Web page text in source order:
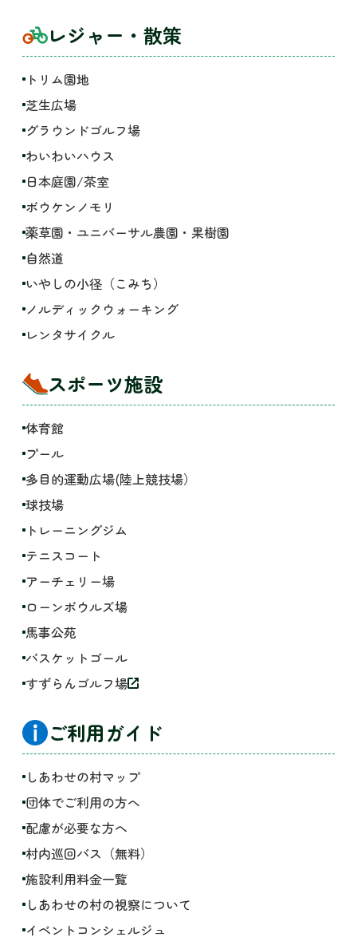
レジャー・散策
トリム園地
芝生広場
グラウンドゴルフ場
わいわいハウス
日本庭園/茶室
ボウケンノモリ
薬草園・ユニバーサル農園・果樹園
自然道
いやしの小径（こみち）
ノルディックウォーキング
レンタサイクル
スポーツ施設
体育館
プール
多目的運動広場(陸上競技場）
球技場
トレーニングジム
テニスコート
アーチェリー場
ローンボウルズ場
馬事公苑
バスケットゴール
すずらんゴルフ場
ご利用ガイド
しあわせの村マップ
団体でご利用の方へ
配慮が必要な方へ
村内巡回バス（無料）
施設利用料金一覧
しあわせの村の視察について
イベントコンシェルジュ